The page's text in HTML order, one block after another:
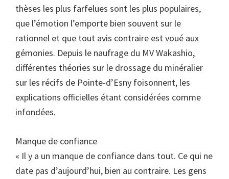
thèses les plus farfelues sont les plus populaires,
que l’émotion l’emporte bien souvent sur le
rationnel et que tout avis contraire est voué aux
gémonies. Depuis le naufrage du MV Wakashio,
différentes théories sur le drossage du minéralier
sur les récifs de Pointe-d’Esny foisonnent, les
explications officielles étant considérées comme
infondées.
Manque de confiance
« Il y a un manque de confiance dans tout. Ce qui ne
date pas d’aujourd’hui, bien au contraire. Les gens